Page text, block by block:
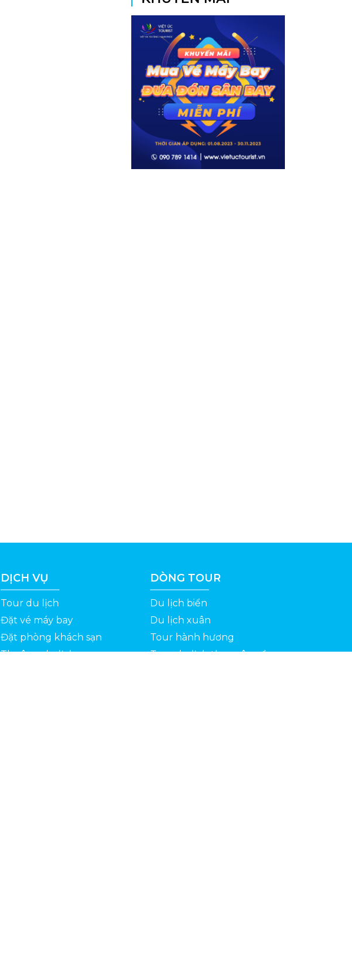
DỊCH VỤ
Tour du lịch
Đặt vé máy bay
Đặt phòng khách sạn
Thuê xe du lịch
DÒNG TOUR
Du lịch biển
Du lịch xuân
Tour hành hương
Tour du lịch theo yêu cầu